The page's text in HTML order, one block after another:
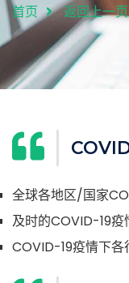
首页 返回上一页
全球各地区/国家
及时的COVID-19疫
COVID-19疫情下